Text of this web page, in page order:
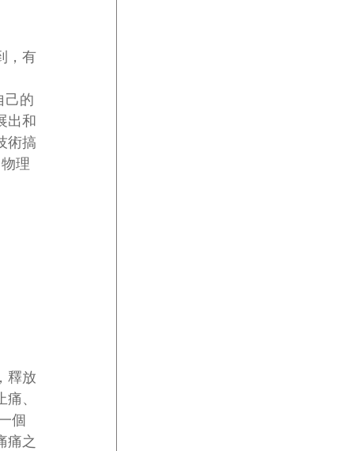
，有
己的
出和
術搞
理
釋放
、
個
痛之